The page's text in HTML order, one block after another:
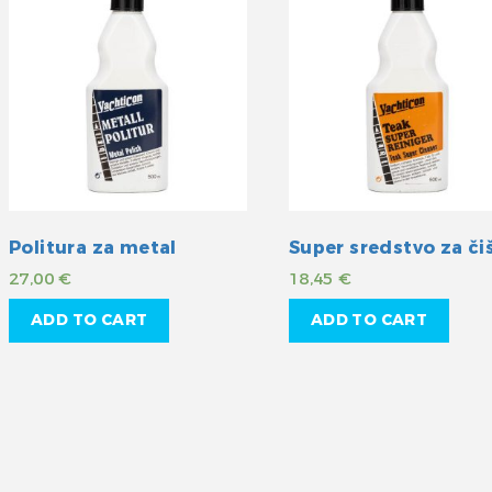
Politura za metal
27,00€
ADD TO CART
18,45€
ADD TO CART